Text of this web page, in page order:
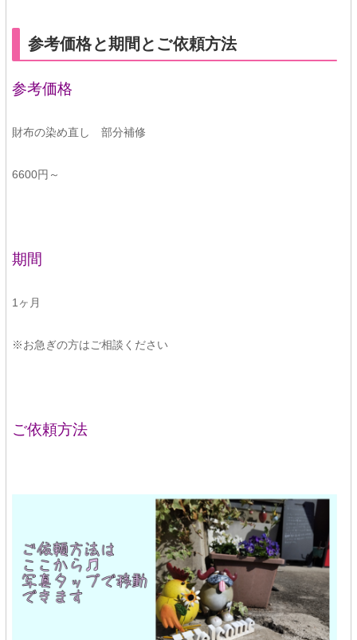
参考価格と期間とご依頼方法
参考価格
財布の染め直し 部分補修
6600円～
期間
1ヶ月
※お急ぎの方はご相談ください
ご依頼方法